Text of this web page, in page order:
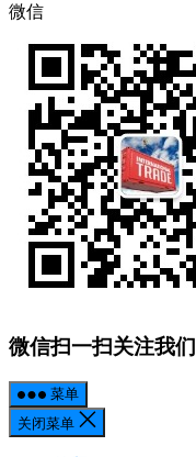
微信
微信扫一扫关注我们
菜单
关闭菜单